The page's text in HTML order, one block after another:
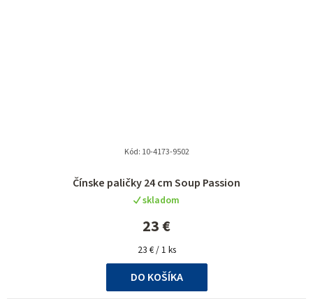
Čínske paličky 24 cm Soup Passion
skladom
23 €
Jednotková
cena:
23 € / 1 ks
DO KOŠÍKA
Kód: 10-4173-9502